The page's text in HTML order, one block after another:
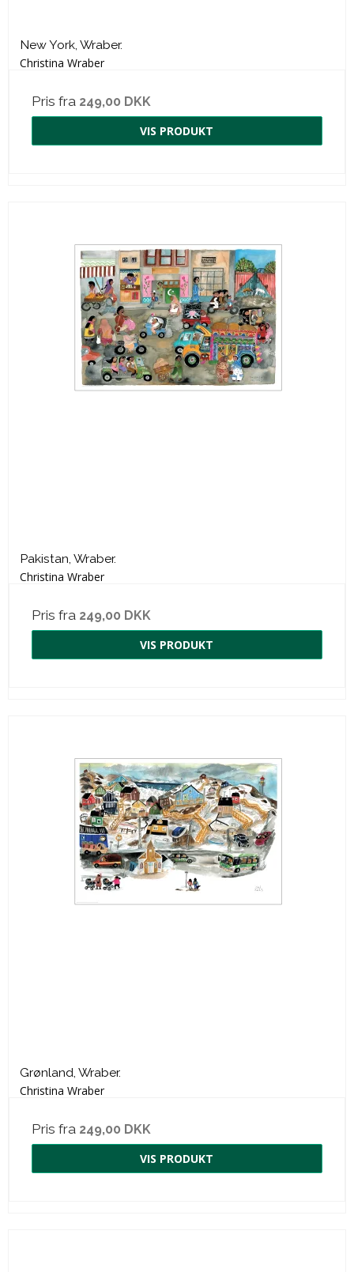
New York, Wraber.
Christina Wraber
Pris fra 249,00 DKK
VIS PRODUKT
Pakistan, Wraber.
Christina Wraber
Pris fra 249,00 DKK
VIS PRODUKT
Grønland, Wraber.
Christina Wraber
Pris fra 249,00 DKK
VIS PRODUKT